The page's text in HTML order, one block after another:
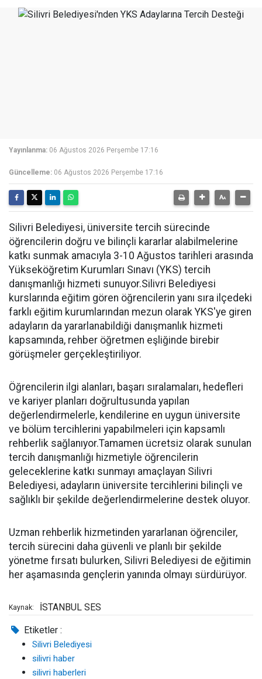
Yayınlanma: 06 Ağustos 2026 Perşembe 17:16
Güncelleme: 06 Ağustos 2026 Perşembe 17:16
Silivri Belediyesi, üniversite tercih sürecinde
öğrencilerin doğru ve bilinçli kararlar alabilmelerine
katkı sunmak amacıyla 3-10 Ağustos tarihleri arasında
Yükseköğretim Kurumları Sınavı (YKS) tercih
danışmanlığı hizmeti sunuyor.Silivri Belediyesi
kurslarında eğitim gören öğrencilerin yanı sıra ilçedeki
farklı eğitim kurumlarından mezun olarak YKS'ye giren
adayların da yararlanabildiği danışmanlık hizmeti
kapsamında, rehber öğretmen eşliğinde birebir
görüşmeler gerçekleştiriliyor.
Öğrencilerin ilgi alanları, başarı sıralamaları, hedefleri
ve kariyer planları doğrultusunda yapılan
değerlendirmelerle, kendilerine en uygun üniversite
ve bölüm tercihlerini yapabilmeleri için kapsamlı
rehberlik sağlanıyor.Tamamen ücretsiz olarak sunulan
tercih danışmanlığı hizmetiyle öğrencilerin
geleceklerine katkı sunmayı amaçlayan Silivri
Belediyesi, adayların üniversite tercihlerini bilinçli ve
sağlıklı bir şekilde değerlendirmelerine destek oluyor.
Uzman rehberlik hizmetinden yararlanan öğrenciler,
tercih sürecini daha güvenli ve planlı bir şekilde
yönetme fırsatı bulurken, Silivri Belediyesi de eğitimin
her aşamasında gençlerin yanında olmayı sürdürüyor.
Kaynak: İSTANBUL SES
Etiketler :
Silivri Belediyesi
silivri haber
silivri haberleri